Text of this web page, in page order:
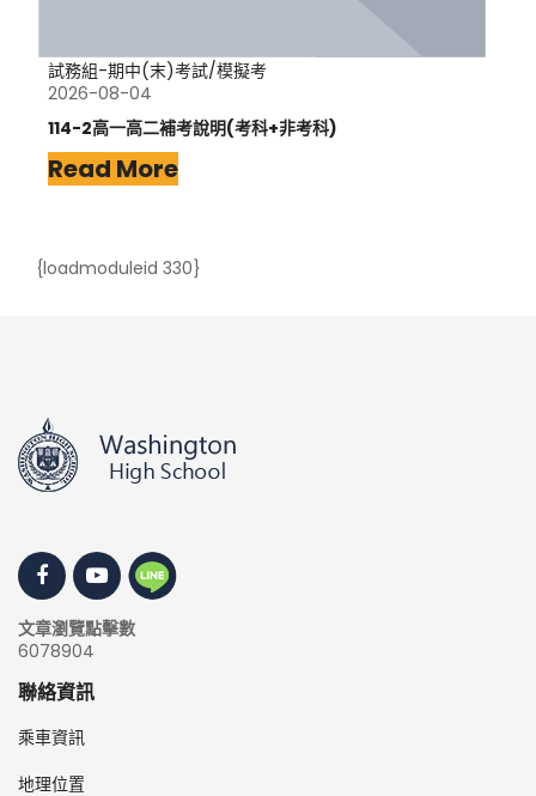
試務組-期中(末)考試/模擬考
2026-08-04
114-2高一高二補考說明(考科+非考科)
Read More
{loadmoduleid 330}
文章瀏覽點擊數
6078904
聯絡資訊
乘車資訊
地理位置